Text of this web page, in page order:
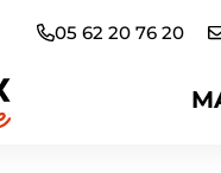
05 62 20 76 20